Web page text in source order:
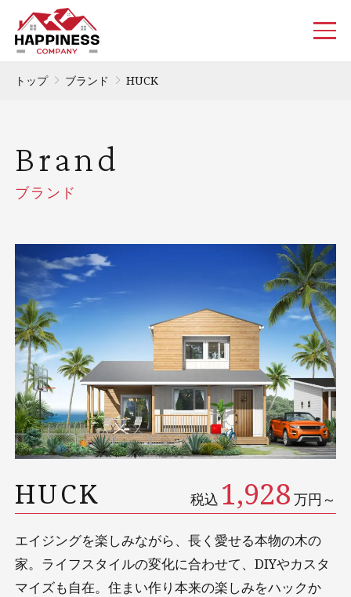
トップ ブランド HUCK
ブランド
Brand
HUCK 税込 1,928 万円～
エイジングを楽しみながら、長く愛せる本物の木の
家。ライフスタイルの変化に合わせて、DIYやカスタ
マイズも自在。住まい作り本来の楽しみをハックか